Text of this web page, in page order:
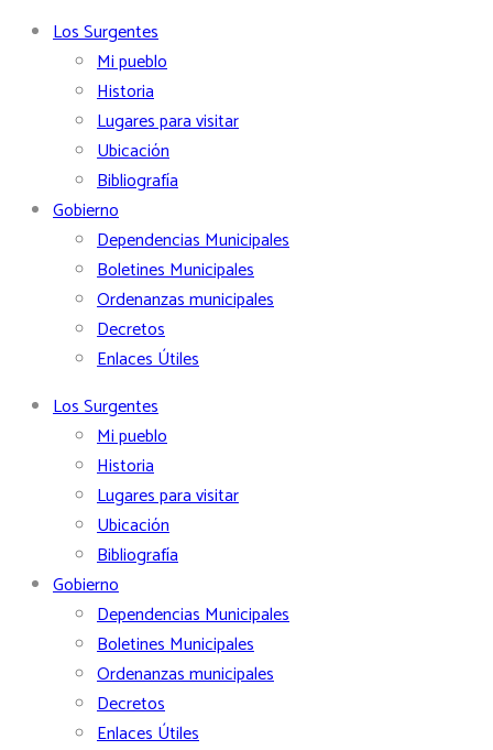
Los Surgentes
Mi pueblo
Historia
Lugares para visitar
Ubicación
Bibliografía
Gobierno
Dependencias Municipales
Boletines Municipales
Ordenanzas municipales
Decretos
Enlaces Útiles
Los Surgentes
Mi pueblo
Historia
Lugares para visitar
Ubicación
Bibliografía
Gobierno
Dependencias Municipales
Boletines Municipales
Ordenanzas municipales
Decretos
Enlaces Útiles